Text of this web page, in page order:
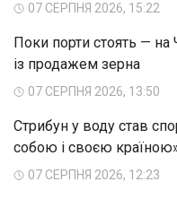
07 СЕРПНЯ 2026, 15:22
Поки порти стоять — на
із продажем зерна
07 СЕРПНЯ 2026, 13:50
Стрибун у воду став
собою і своєю
07 СЕРПНЯ 2026, 12:23